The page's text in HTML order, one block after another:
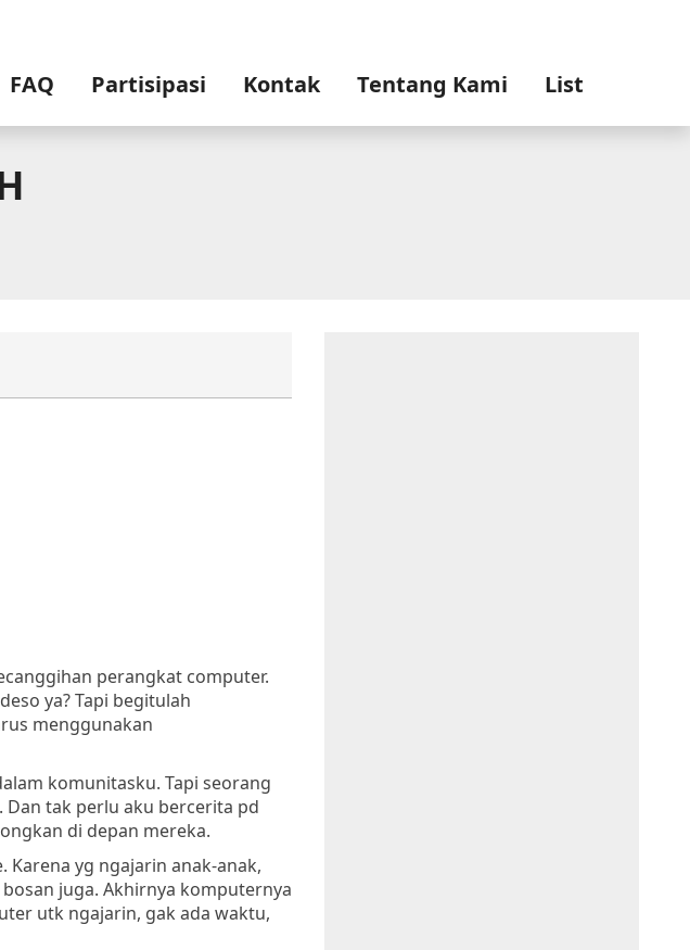
FAQ Partisipasi Kontak Tentang Kami List
perangkat computer.
ya? Tapi begitulah
menggunakan
komunitasku. Tapi seorang
tak perlu aku bercerita pd
di depan mereka.
yg ngajarin anak-anak,
juga. Akhirnya komputernya
utk ngajarin, gak ada waktu,